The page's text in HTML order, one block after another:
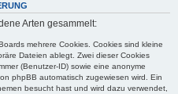
Arten gesammelt:
mehrere Cookies. Cookies sind kleine
Dateien ablegt. Zwei dieser Cookies
(Benutzer-ID) sowie eine anonyme
phpBB automatisch zugewiesen wird. Ein
besucht hast und wird dazu verwendet,